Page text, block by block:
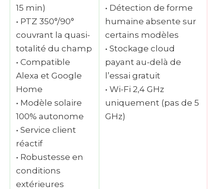
15 min)
• PTZ 350°/90°
couvrant la quasi-
totalité du champ
• Compatible
Alexa et Google
Home
• Modèle solaire
100% autonome
• Service client
réactif
• Robustesse en
conditions
extérieures
• Détection de forme
humaine absente sur
certains modèles
• Stockage cloud
payant au-delà de
l’essai gratuit
• Wi-Fi 2,4 GHz
uniquement (pas de 5
GHz)